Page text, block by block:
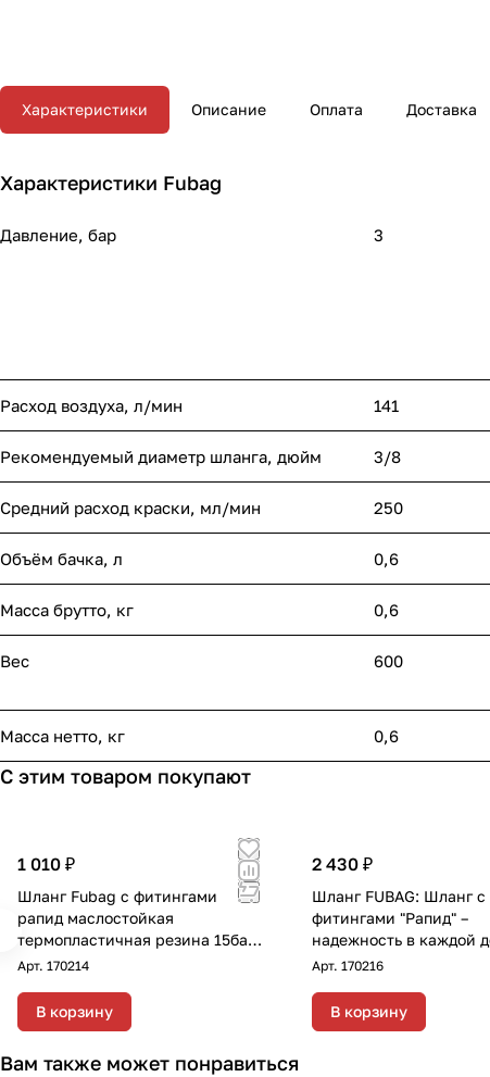
Характеристики Описание Оплата Доставка
Характеристики Fubag
Давление, бар 3
Расход воздуха, л/мин 141
Рекомендуемый диаметр шланга, дюйм 3/8
Средний расход краски, мл/мин 250
Объём бачка, л 0,6
Масса брутто, кг 0,6
Вес 600
Масса нетто, кг 0,6
С этим товаром покупают
1 010 ₽
Шланг Fubag с фитингами
рапид маслостойкая
термопластичная резина 15бар
8x13мм 5м
Арт. 170214
В корзину
2 430 ₽
Шланг FUBAG: Шланг с
фитингами "Рапид" –
надежность в каждой
Описание:
"Рапид" длиной 10
внутренним
Арт.170216
В корзину
Вам также может понравиться